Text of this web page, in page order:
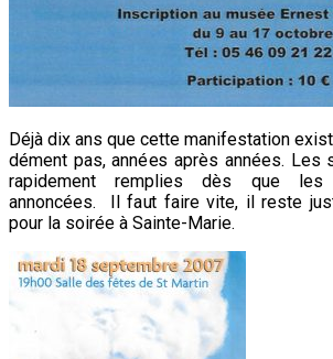
Déjà dix ans que cette manifestation
dément pas, années après années.
rapidement remplies dès que les
annoncées. Il faut faire vite, il reste
pour la soirée à Sainte-Marie.